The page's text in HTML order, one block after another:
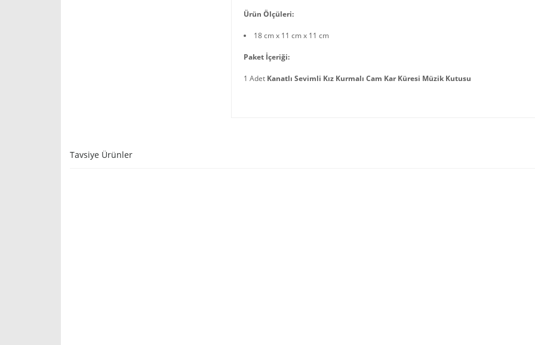
Ürün Ölçüleri:
18 cm x 11 cm x 11 cm
Paket İçeriği:
1 Adet Kanatlı Sevimli Kız Kurmalı Cam Kar Küresi Müzik Kutusu
Tavsiye Ürünler